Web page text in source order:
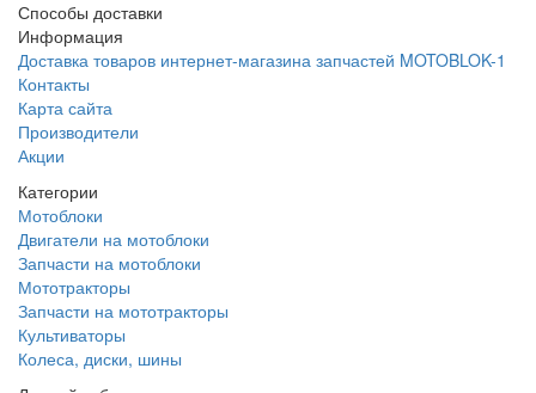
Способы доставки
Информация
Доставка товаров интернет-магазина запчастей MOTOBLOK-1
Контакты
Карта сайта
Производители
Акции
Категории
Мотоблоки
Двигатели на мотоблоки
Запчасти на мотоблоки
Мототракторы
Запчасти на мототракторы
Культиваторы
Колеса, диски, шины